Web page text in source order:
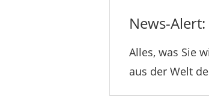
News-
Alles, was Sie
aus der Welt